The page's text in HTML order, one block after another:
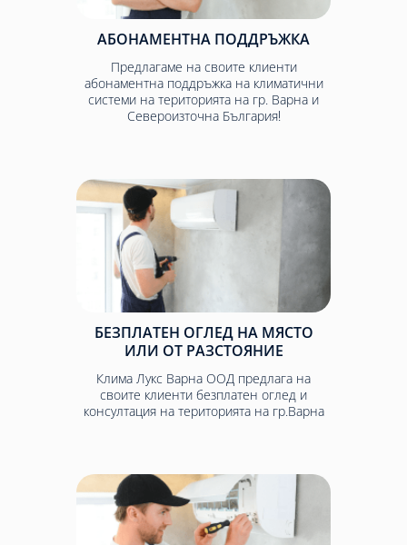
АБОНАМЕНТНА ПОДДРЪЖКА
Предлагаме на своите клиенти
абонаментна поддръжка на климатични
системи на територията на гр. Варна и
Североизточна България!
БЕЗПЛАТЕН ОГЛЕД НА МЯСТО
ИЛИ ОТ РАЗСТОЯНИЕ
Клима Лукс Варна ООД предлага на
своите клиенти безплатен оглед и
консултация на територията на гр.Варна